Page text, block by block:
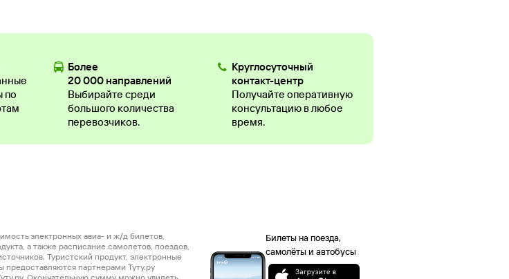
по
Более
20 000 направлений
Выбирайте среди
большого количества
перевозчиков.
Круглосуточный
контакт-центр
Получайте оперативную
консультацию в любое
время.
Билеты на поезда,
самолёты и автобусы
электронных авиа- и ж/д билетов,
а также расписание самолетов, поездов,
Туристский продукт, электронные
партнерами Туту.ру